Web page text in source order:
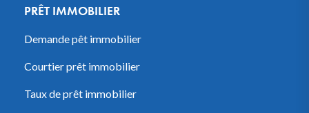
PRÊT IMMOBILIER
Demande pêt immobilier
Courtier prêt immobilier
Taux de prêt immobilier